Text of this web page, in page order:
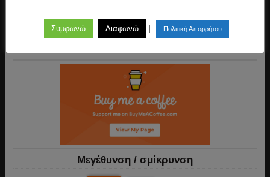
Mεγέθυνση / σμίκρυνση
Συμφωνώ Διαφωνώ | Πολιτική Απορρήτου